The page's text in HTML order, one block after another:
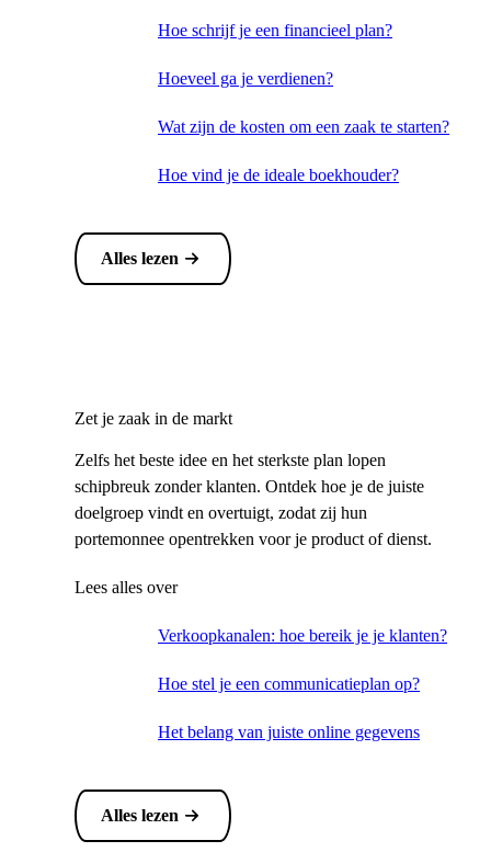
Hoe schrijf je een financieel plan?
Hoeveel ga je verdienen?
Wat zijn de kosten om een zaak te starten?
Hoe vind je de ideale boekhouder?
Alles lezen
Zet je zaak in de markt
Zelfs het beste idee en het sterkste plan lopen
schipbreuk zonder klanten. Ontdek hoe je de juiste
doelgroep vindt en overtuigt, zodat zij hun
portemonnee opentrekken voor je product of dienst.
Lees alles over
Verkoopkanalen: hoe bereik je je klanten?
Hoe stel je een communicatieplan op?
Het belang van juiste online gegevens
Alles lezen